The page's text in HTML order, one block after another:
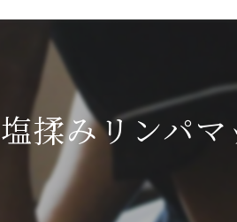
揉みリンパ